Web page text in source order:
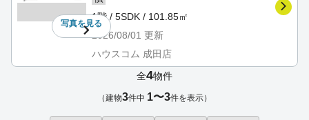
写真を見る
1階 / 5SDK / 101.85㎡
2026/08/01 更新
ハウスコム 成田店
全4物件
（建物3件中 1〜3件を表示）